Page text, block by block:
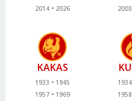
2014
2026
2003
KAKAS
1933
1945
1957
1969
1934
1958